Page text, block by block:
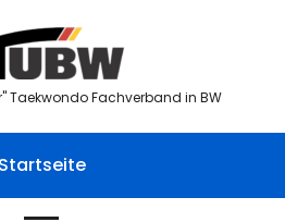
Taekwondo Fachverband in BW
Startseite